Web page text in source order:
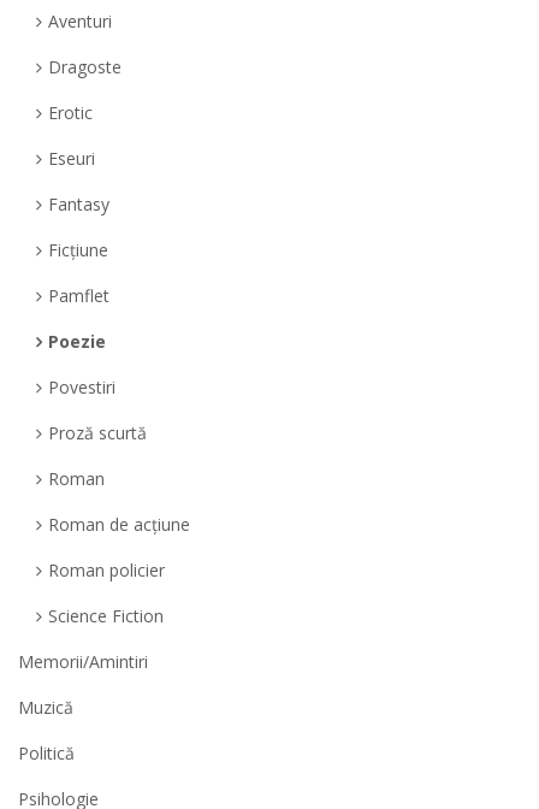
Aventuri
Dragoste
Erotic
Eseuri
Fantasy
Ficțiune
Pamflet
Poezie
Povestiri
Proză scurtă
Roman
Roman de acțiune
Roman policier
Science Fiction
Memorii/Amintiri
Muzică
Politică
Psihologie